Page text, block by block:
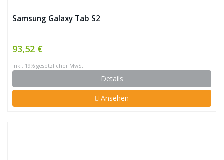
Samsung Galaxy Tab S2
93,52 €
inkl. 19% gesetzlicher MwSt.
Details
Ansehen